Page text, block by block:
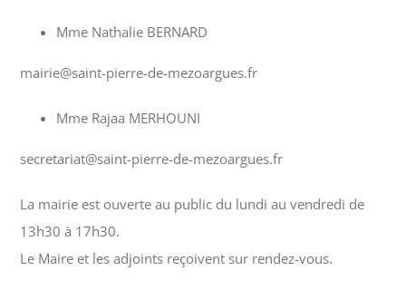
Mme Nathalie BERNARD
mairie@saint-pierre-de-mezoargues.fr
Mme Rajaa MERHOUNI
secretariat@saint-pierre-de-mezoargues.fr
La mairie est ouverte au public du lundi au vendredi de
13h30 à 17h30.
Le Maire et les adjoints reçoivent sur rendez-vous.